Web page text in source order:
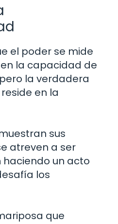
el poder se mide
la capacidad de
la verdadera
en la
sus
atreven a ser
un acto
los
que